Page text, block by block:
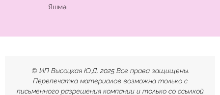
Яшма
© ИП Высоцкая Ю.Д. 2025 Все права защищены.
Перепечатка материалов возможна только с
письменного разрешения компании и только со ссылкой